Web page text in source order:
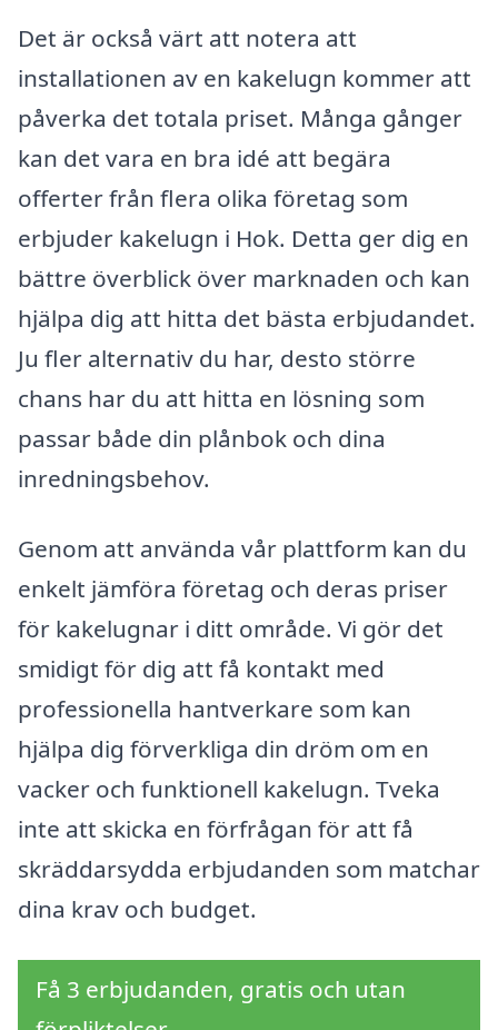
Det är också värt att notera att
installationen av en kakelugn kommer att
påverka det totala priset. Många gånger
kan det vara en bra idé att begära
offerter från flera olika företag som
erbjuder kakelugn i Hok. Detta ger dig en
bättre överblick över marknaden och kan
hjälpa dig att hitta det bästa erbjudandet.
Ju fler alternativ du har, desto större
chans har du att hitta en lösning som
passar både din plånbok och dina
inredningsbehov.
Genom att använda vår plattform kan du
enkelt jämföra företag och deras priser
för kakelugnar i ditt område. Vi gör det
smidigt för dig att få kontakt med
professionella hantverkare som kan
hjälpa dig förverkliga din dröm om en
vacker och funktionell kakelugn. Tveka
inte att skicka en förfrågan för att få
skräddarsydda erbjudanden som matchar
dina krav och budget.
Få 3 erbjudanden, gratis och utan